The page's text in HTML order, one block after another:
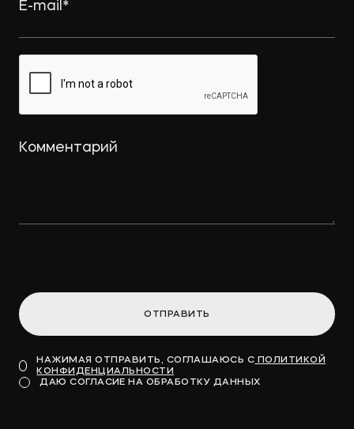
ОТПРАВИТЬ
НАЖИМАЯ ОТПРАВИТЬ, СОГЛАШАЮСЬ С ПОЛИТИКОЙ
КОНФИДЕНЦИАЛЬНОСТИ
ДАЮ СОГЛАСИЕ НА ОБРАБОТКУ ДАННЫХ